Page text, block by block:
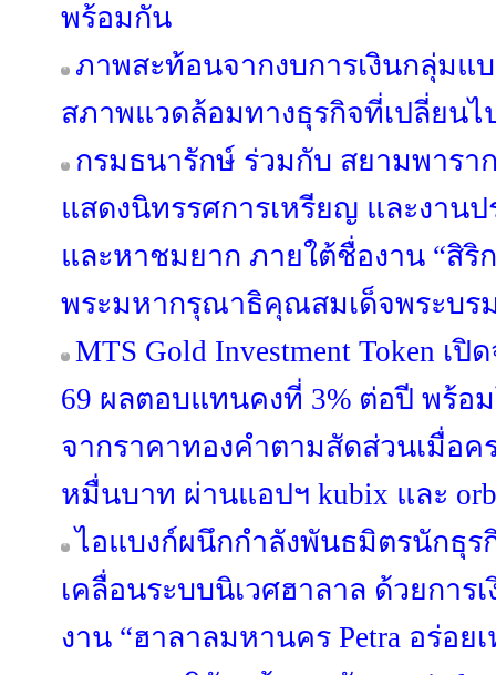
พร้อมกัน
ภาพสะท้อนจากงบการเงินกลุ่มแ
สภาพแวดล้อมทางธุรกิจที่เปลี่ยนไ
กรมธนารักษ์ ร่วมกับ สยามพารา
แสดงนิทรรศการเหรียญ และงา
และหาชมยาก ภายใต้ชื่องาน “สิ
พระมหากรุณาธิคุณสมเด็จพระบร
MTS Gold Investment Token เ
69 ผลตอบแทนคงที่ 3% ต่อปี พร้อ
จากราคาทองคำตามสัดส่วนเมื่อค
หมื่นบาท ผ่านแอปฯ kubix และ
ไอแบงก์ผนึกกำลังพันธมิตรนักธุ
เคลื่อนระบบนิเวศฮาลาล ด้วยการ
งาน “ฮาลาลมหานคร Petra อร่อย